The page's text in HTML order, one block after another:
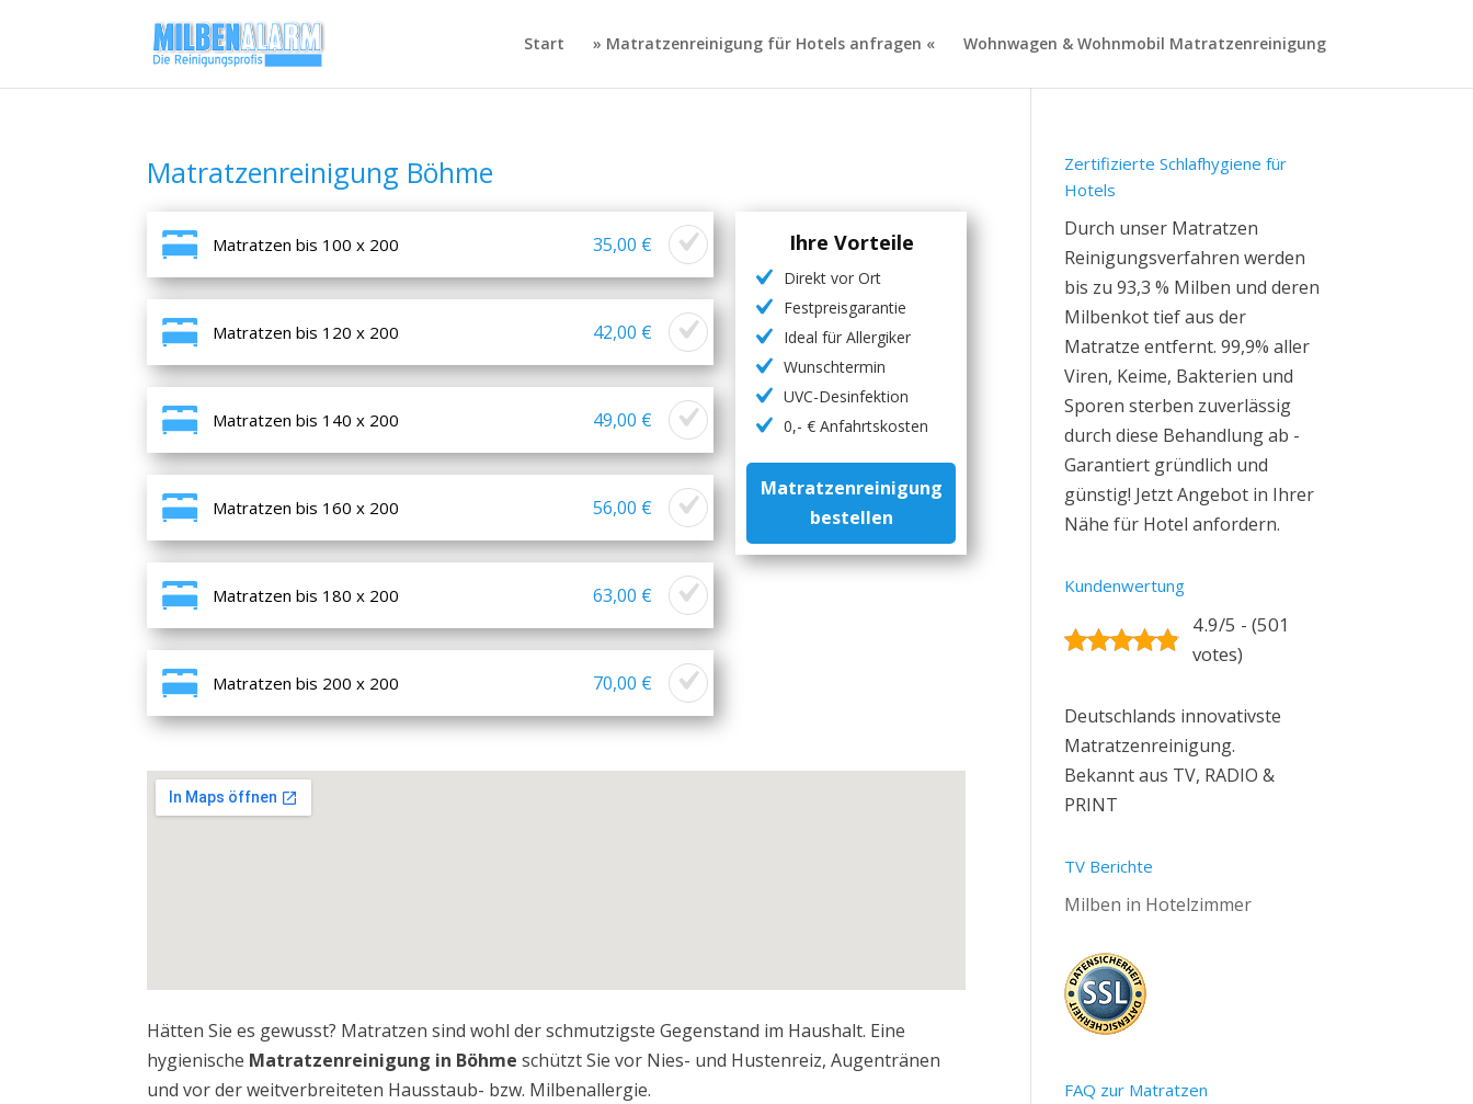
Start » Matratzenreinigung für Hotels anfragen « Wohnwagen & Wohnmobil Matratzenreinigung
Matratzenreinigung Böhme
Matratzen bis 100 x 200 35,00 €
Matratzen bis 120 x 200 42,00 €
Matratzen bis 140 x 200 49,00 €
Matratzen bis 160 x 200 56,00 €
Matratzen bis 180 x 200 63,00 €
Matratzen bis 200 x 200 70,00 €
Ihre Vorteile
Direkt vor Ort
Festpreisgarantie
Ideal für Allergiker
Wunschtermin
UVC-Desinfektion
0,- € Anfahrtskosten
Matratzenreinigung
bestellen
Hätten Sie es gewusst? Matratzen sind wohl der schmutzigste Gegenstand im Haushalt. Eine
hygienische Matratzenreinigung in Böhme schützt Sie vor Nies- und Hustenreiz, Augentränen
und vor der weitverbreiteten Hausstaub- bzw. Milbenallergie.
Zertifizierte Schlafhygiene für
Hotels
Durch unser Matratzen
Reinigungsverfahren werden
bis zu 93,3 % Milben und deren
Milbenkot tief aus der
Matratze entfernt. 99,9% aller
Viren, Keime, Bakterien und
Sporen sterben zuverlässig
durch diese Behandlung ab -
Garantiert gründlich und
günstig! Jetzt Angebot in Ihrer
Nähe für Hotel anfordern.
Kundenwertung
4.9/5 - (501
votes)
Deutschlands innovativste
Matratzenreinigung.
Bekannt aus TV, RADIO &
PRINT
TV Berichte
Milben in Hotelzimmer
FAQ zur Matratzen